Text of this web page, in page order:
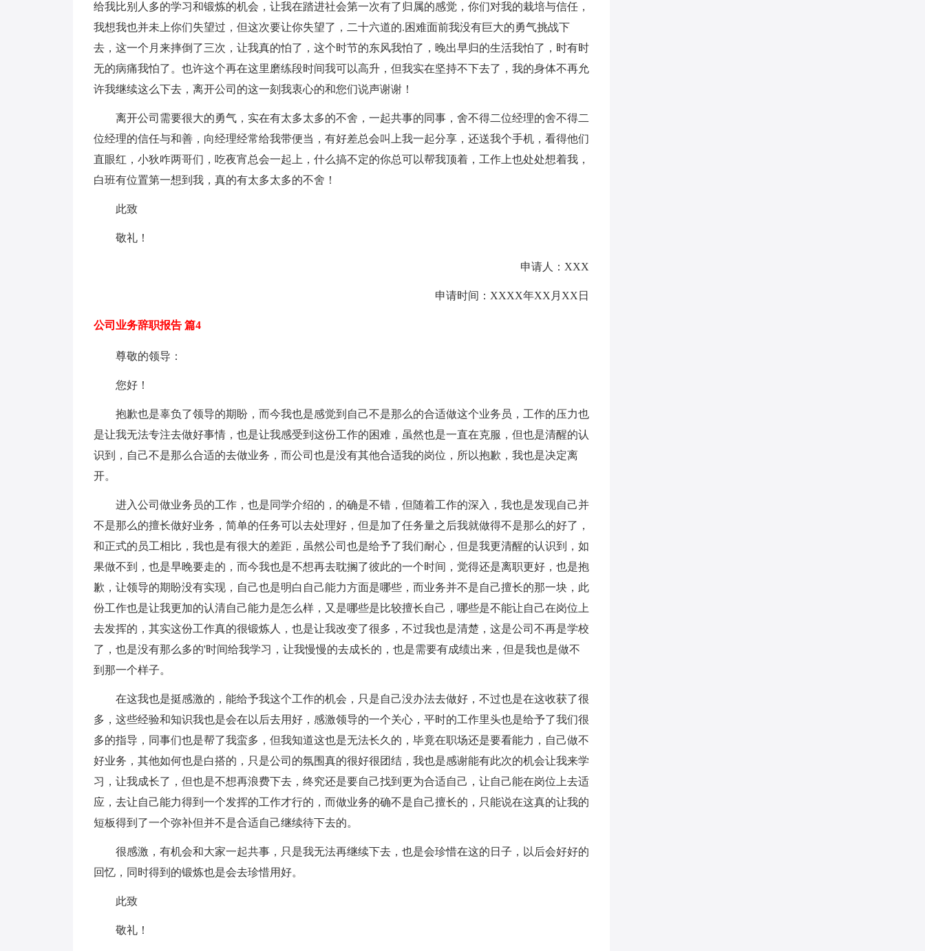
给我比别人多的学习和锻炼的机会，让我在踏进社会第一次有了归属的感觉，你们对我的栽培与信任，
我想我也并未上你们失望过，但这次要让你失望了，二十六道的.困难面前我没有巨大的勇气挑战下
去，这一个月来摔倒了三次，让我真的怕了，这个时节的东风我怕了，晚出早归的生活我怕了，时有时
无的病痛我怕了。也许这个再在这里磨练段时间我可以高升，但我实在坚持不下去了，我的身体不再允
许我继续这么下去，离开公司的这一刻我衷心的和您们说声谢谢！
离开公司需要很大的勇气，实在有太多太多的不舍，一起共事的同事，舍不得二位经理的舍不得二
位经理的信任与和善，向经理经常给我带便当，有好差总会叫上我一起分享，还送我个手机，看得他们
直眼红，小狄咋两哥们，吃夜宵总会一起上，什么搞不定的你总可以帮我顶着，工作上也处处想着我，
白班有位置第一想到我，真的有太多太多的不舍！
此致
敬礼！
申请人：XXX
申请时间：XXXX年XX月XX日
公司业务辞职报告 篇4
尊敬的领导：
您好！
抱歉也是辜负了领导的期盼，而今我也是感觉到自己不是那么的合适做这个业务员，工作的压力也
是让我无法专注去做好事情，也是让我感受到这份工作的困难，虽然也是一直在克服，但也是清醒的认
识到，自己不是那么合适的去做业务，而公司也是没有其他合适我的岗位，所以抱歉，我也是决定离
开。
进入公司做业务员的工作，也是同学介绍的，的确是不错，但随着工作的深入，我也是发现自己并
不是那么的擅长做好业务，简单的任务可以去处理好，但是加了任务量之后我就做得不是那么的好了，
和正式的员工相比，我也是有很大的差距，虽然公司也是给予了我们耐心，但是我更清醒的认识到，如
果做不到，也是早晚要走的，而今我也是不想再去耽搁了彼此的一个时间，觉得还是离职更好，也是抱
歉，让领导的期盼没有实现，自己也是明白自己能力方面是哪些，而业务并不是自己擅长的那一块，此
份工作也是让我更加的认清自己能力是怎么样，又是哪些是比较擅长自己，哪些是不能让自己在岗位上
去发挥的，其实这份工作真的很锻炼人，也是让我改变了很多，不过我也是清楚，这是公司不再是学校
了，也是没有那么多的'时间给我学习，让我慢慢的去成长的，也是需要有成绩出来，但是我也是做不
到那一个样子。
在这我也是挺感激的，能给予我这个工作的机会，只是自己没办法去做好，不过也是在这收获了很
多，这些经验和知识我也是会在以后去用好，感激领导的一个关心，平时的工作里头也是给予了我们很
多的指导，同事们也是帮了我蛮多，但我知道这也是无法长久的，毕竟在职场还是要看能力，自己做不
好业务，其他如何也是白搭的，只是公司的氛围真的很好很团结，我也是感谢能有此次的机会让我来学
习，让我成长了，但也是不想再浪费下去，终究还是要自己找到更为合适自己，让自己能在岗位上去适
应，去让自己能力得到一个发挥的工作才行的，而做业务的确不是自己擅长的，只能说在这真的让我的
短板得到了一个弥补但并不是合适自己继续待下去的。
很感激，有机会和大家一起共事，只是我无法再继续下去，也是会珍惜在这的日子，以后会好好的
回忆，同时得到的锻炼也是会去珍惜用好。
此致
敬礼！